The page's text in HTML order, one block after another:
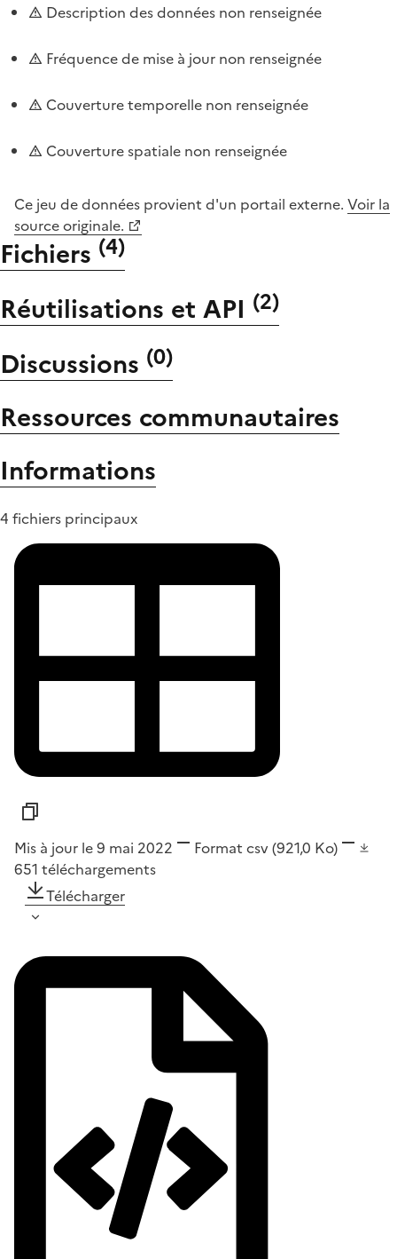
Description des données non renseignée
Fréquence de mise à jour non renseignée
Couverture temporelle non renseignée
Couverture spatiale non renseignée
Ce jeu de données provient d'un portail externe. Voir la
source originale.
Fichiers (4)
Réutilisations et API (2)
Discussions (0)
Ressources communautaires
Informations
4 fichiers principaux
Mis à jour le 9 mai 2022 Format csv(921,0 Ko)
651 téléchargements
Télécharger